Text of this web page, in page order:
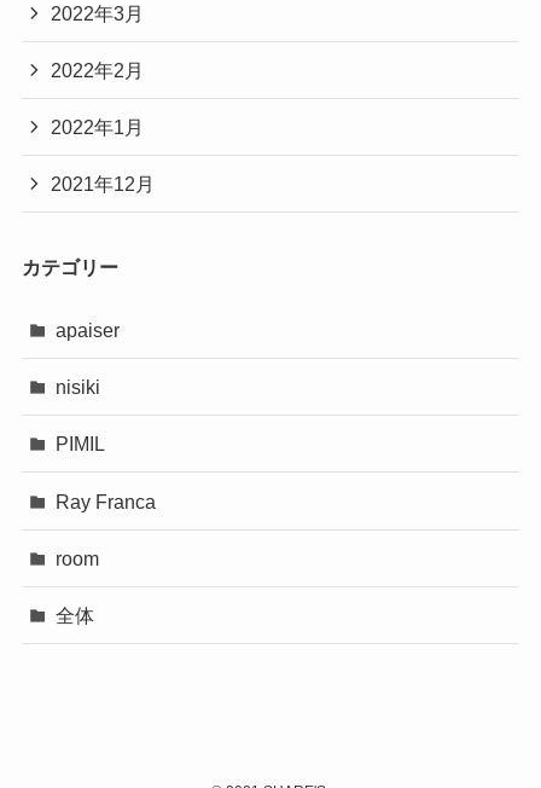
2022年3月
2022年2月
2022年1月
2021年12月
カテゴリー
apaiser
nisiki
PIMIL
Ray Franca
room
全体